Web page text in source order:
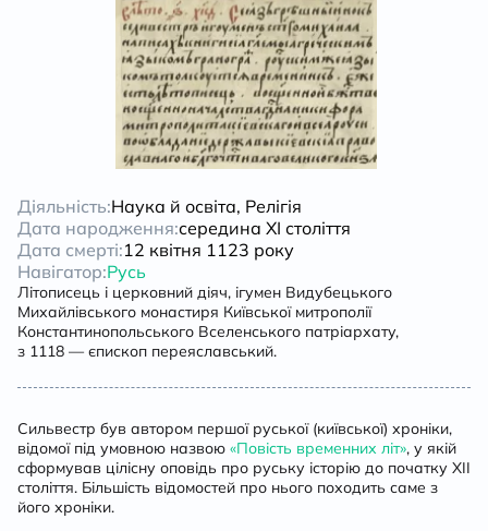
Діяльність:Наука й освіта, Релігія
Дата народження:середина ХІ століття
Дата смерті:12 квітня 1123 року
Навігатор:Русь
Літописець і церковний діяч, ігумен Видубецького
Михайлівського монастиря Київської митрополії
Константинопольського Вселенського патріархату,
з 1118 — єпископ переяславський.
Сильвестр був автором першої руської (київської) хроніки,
відомої під умовною назвою «Повість временних літ», у якій
сформував цілісну оповідь про руську історію до початку ХІІ
століття. Більшість відомостей про нього походить саме з
його хроніки.